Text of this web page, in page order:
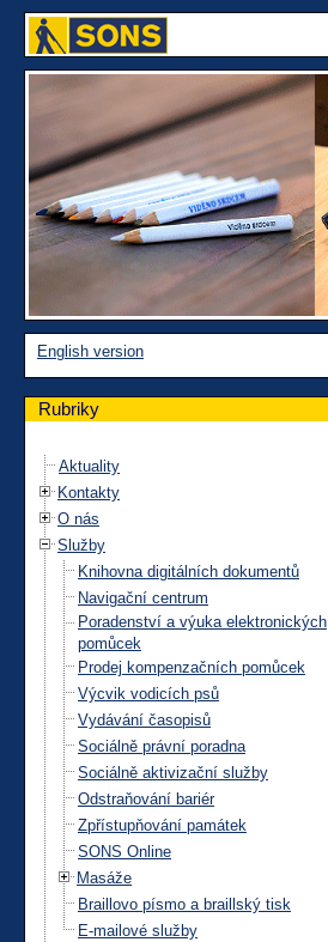
English version
Rubriky
Aktuality
Kontakty
O nás
Služby
Knihovna digitálních dokumentů
Navigační centrum
Poradenství a výuka elektronických
pomůcek
Prodej kompenzačních pomůcek
Výcvik vodicích psů
Vydávání časopisů
Sociálně právní poradna
Sociálně aktivizační služby
Odstraňování bariér
Zpřístupňování památek
SONS Online
Masáže
Braillovo písmo a braillský tisk
E-mailové služby